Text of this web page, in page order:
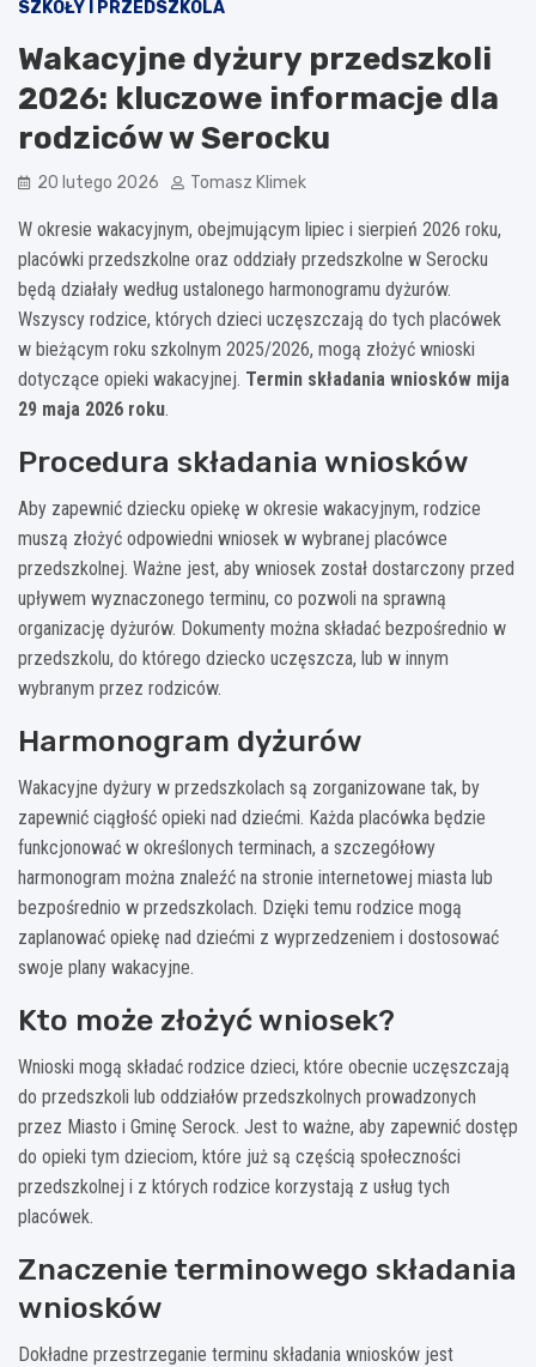
SZKOŁY I PRZEDSZKOLA
Wakacyjne dyżury przedszkoli
2026: kluczowe informacje dla
rodziców w Serocku
20 lutego 2026 Tomasz Klimek
W okresie wakacyjnym, obejmującym lipiec i sierpień 2026 roku,
placówki przedszkolne oraz oddziały przedszkolne w Serocku
będą działały według ustalonego harmonogramu dyżurów.
Wszyscy rodzice, których dzieci uczęszczają do tych placówek
w bieżącym roku szkolnym 2025/2026, mogą złożyć wnioski
dotyczące opieki wakacyjnej. Termin składania wniosków mija
29 maja 2026 roku.
Procedura składania wniosków
Aby zapewnić dziecku opiekę w okresie wakacyjnym, rodzice
muszą złożyć odpowiedni wniosek w wybranej placówce
przedszkolnej. Ważne jest, aby wniosek został dostarczony przed
upływem wyznaczonego terminu, co pozwoli na sprawną
organizację dyżurów. Dokumenty można składać bezpośrednio w
przedszkolu, do którego dziecko uczęszcza, lub w innym
wybranym przez rodziców.
Harmonogram dyżurów
Wakacyjne dyżury w przedszkolach są zorganizowane tak, by
zapewnić ciągłość opieki nad dziećmi. Każda placówka będzie
funkcjonować w określonych terminach, a szczegółowy
harmonogram można znaleźć na stronie internetowej miasta lub
bezpośrednio w przedszkolach. Dzięki temu rodzice mogą
zaplanować opiekę nad dziećmi z wyprzedzeniem i dostosować
swoje plany wakacyjne.
Kto może złożyć wniosek?
Wnioski mogą składać rodzice dzieci, które obecnie uczęszczają
do przedszkoli lub oddziałów przedszkolnych prowadzonych
przez Miasto i Gminę Serock. Jest to ważne, aby zapewnić dostęp
do opieki tym dzieciom, które już są częścią społeczności
przedszkolnej i z których rodzice korzystają z usług tych
placówek.
Znaczenie terminowego składania
wniosków
Dokładne przestrzeganie terminu składania wniosków jest